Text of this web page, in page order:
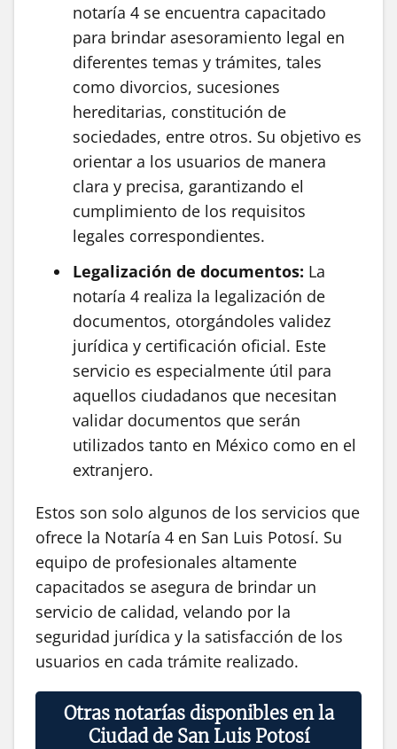
notaría 4 se encuentra capacitado
para brindar asesoramiento legal en
diferentes temas y trámites, tales
como divorcios, sucesiones
hereditarias, constitución de
sociedades, entre otros. Su objetivo es
orientar a los usuarios de manera
clara y precisa, garantizando el
cumplimiento de los requisitos
legales correspondientes.
Legalización de documentos: La
notaría 4 realiza la legalización de
documentos, otorgándoles validez
jurídica y certificación oficial. Este
servicio es especialmente útil para
aquellos ciudadanos que necesitan
validar documentos que serán
utilizados tanto en México como en el
extranjero.
Estos son solo algunos de los servicios que
ofrece la Notaría 4 en San Luis Potosí. Su
equipo de profesionales altamente
capacitados se asegura de brindar un
servicio de calidad, velando por la
seguridad jurídica y la satisfacción de los
usuarios en cada trámite realizado.
Otras notarías disponibles en la
Ciudad de San Luis Potosí